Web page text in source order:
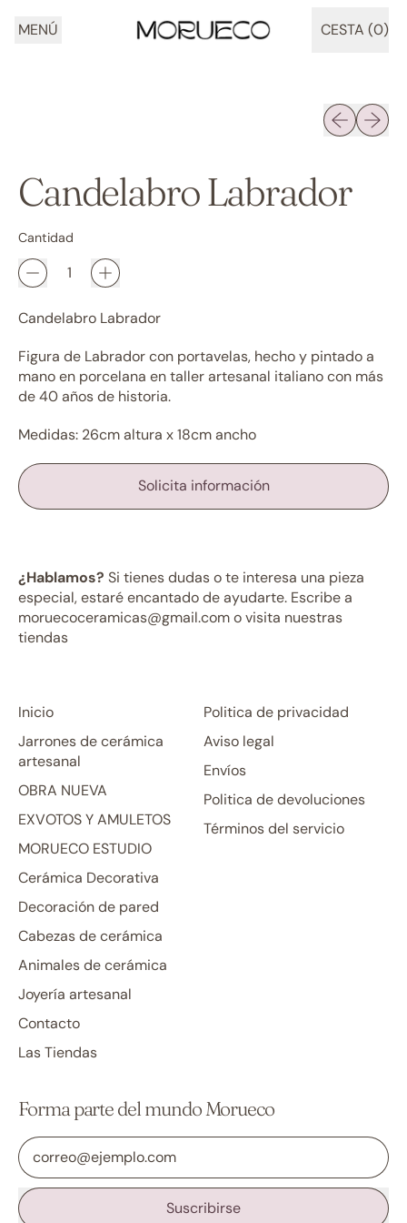
MENÚ CESTA (0)
ARTÍCULOS
Diapositiva
Candelabro Labrador
Cantidad
Candelabro Labrador
Figura de Labrador con portavelas, hecho y pintado a
mano en porcelana en taller artesanal italiano con más
de 40 años de historia.
Medidas: 26cm altura x 18cm ancho
Solicita información
¿Hablamos? Si tienes dudas o te interesa una pieza
especial, estaré encantado de ayudarte. Escribe a
moruecoceramicas@gmail.com o visita nuestras
tiendas
Inicio
Jarrones de cerámica
artesanal
OBRA NUEVA
EXVOTOS Y AMULETOS
MORUECO ESTUDIO
Cerámica Decorativa
Decoración de pared
Cabezas de cerámica
Animales de cerámica
Joyería artesanal
Contacto
Las Tiendas
Politica de privacidad
Aviso legal
Envíos
Politica de devoluciones
Términos del servicio
Forma parte del mundo Morueco
Dirección de correo electrónico
Suscribirse